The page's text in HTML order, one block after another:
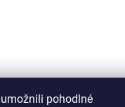
pohodlné